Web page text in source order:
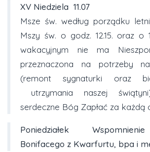
XV Niedziela 11.07
Msze św. według porządku
Mszy św. o godz. 12.15. oraz o
wakacyjnym nie ma
przeznaczona na potrzeby
(remont sygnaturki oraz
utrzymania naszej
serdeczne Bóg Zapłać za każdą
Poniedziałek
Bonifacego z Kwarfurtu, bpa i